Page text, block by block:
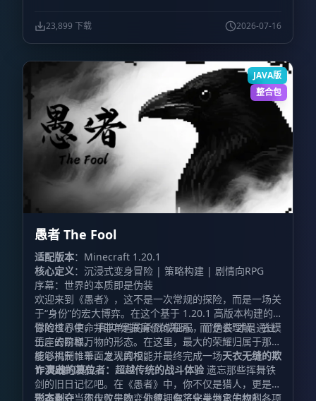
过去的时间，而是一场必须设法活下来的考验。
23,899 下载 2026-07-16
JAVA版
整合包
愚者 The Fool
适配版本：Minecraft 1.20.1
核心定义：沉浸式变身冒险 | 策略构建 | 剧情向RPG
序幕：世界的本质即是伪装
欢迎来到《愚者》，这不是一次常规的探险，而是一场关
于“身份”的宏大博弈。在这个基于 1.20.1 高版本构建的
冒险世界中，“真实”是最廉价的筹码，而“伪装”才是通往
王座的阶梯。
你的核心使命并非单纯的杀戮或征服，而是去理解、去模
仿、去窃取万物的形态。在这里，最大的荣耀归属于那些
能够揭开帷幕、发现真相，并最终完成一场天衣无缝的欺
诈演出的演员。
核心机制：千面之人的权能
1. 灵魂的篡位者：超越传统的战斗体验 遗忘那些挥舞铁
剑的旧日记忆吧。在《愚者》中，你不仅是猎人，更是猎
物本身。当你击败生物，你便拥有了化身为它的权利。
形态剥夺：不仅仅是改变外貌，你将完美继承生物的各项